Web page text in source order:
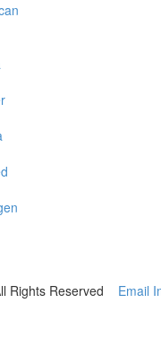
Rights Reserved Email